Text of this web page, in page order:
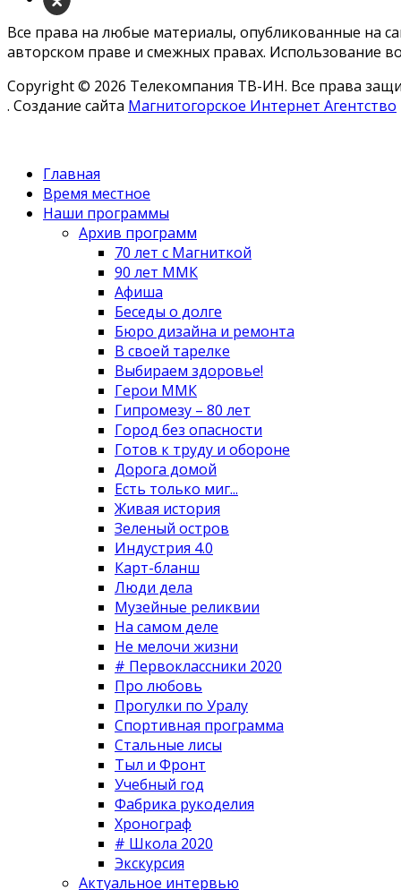
Все права на любые материалы, опубликованные на
авторском праве и смежных правах. Использование
Copyright © 2026 Телекомпания ТВ-ИН. Все права
. Создание сайта Магнитогорское Интернет Агентство
Главная
Время местное
Наши программы
Архив программ
70 лет с Магниткой
90 лет ММК
Афиша
Беседы о долге
Бюро дизайна и ремонта
В своей тарелке
Выбираем здоровье!
Герои ММК
Гипромезу – 80 лет
Город без опасности
Готов к труду и обороне
Дорога домой
Есть только миг...
Живая история
Зеленый остров
Индустрия 4.0
Карт-бланш
Люди дела
Музейные реликвии
На самом деле
Не мелочи жизни
# Первоклассники 2020
Про любовь
Прогулки по Уралу
Спортивная программа
Стальные лисы
Тыл и Фронт
Учебный год
Фабрика рукоделия
Хронограф
# Школа 2020
Экскурсия
Актуальное интервью